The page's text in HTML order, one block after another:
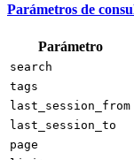
Parámetros de
Parámetro
search
tags
last_session_from
last_session_to
page